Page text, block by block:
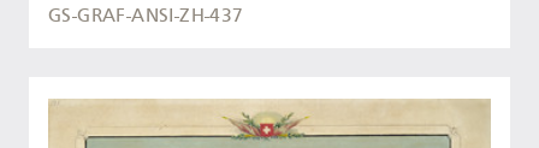
GS-GRAF-ANSI-ZH-437